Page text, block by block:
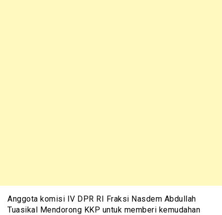
Anggota komisi IV DPR RI Fraksi Nasdem Abdullah
Tuasikal Mendorong KKP untuk memberi kemudahan